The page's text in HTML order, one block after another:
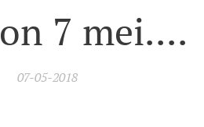
7 mei....
07-05-2018